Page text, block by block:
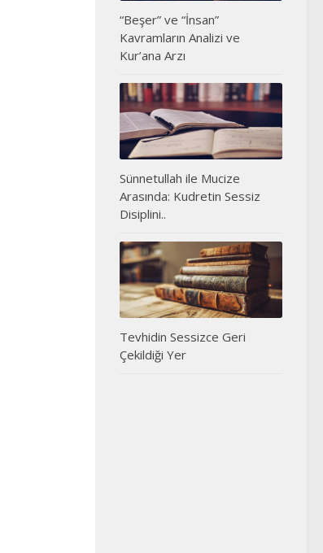
“Beşer” ve “İnsan”
Kavramların Analizi ve
Kur’ana Arzı
Sünnetullah ile Mucize
Arasında: Kudretin Sessiz
Disiplini..
Tevhidin Sessizce Geri
Çekildiği Yer